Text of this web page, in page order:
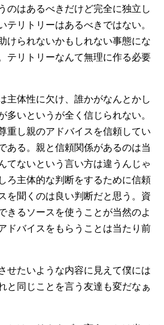
のはあるべきだけど完全に独立し
テリトリーはあるべきではない。
けられないかもしれない事態にな
テリトリーなんて無理に作る必要
主体性に欠け、誰かがなんとかし
多いというが全く信じられない。
重し親のアドバイスを信頼してい
ある。親と信頼関係があるのは当
てないという言い方は違うんじゃ
ろ主体的な判断をするために信頼
を聞くのは良い判断だと思う。資
きるソースを使うことが当然のよ
ドバイスをもらうことは当たり前
せたいような内容に見えて僕には
と同じことを言う友達も変だなぁ